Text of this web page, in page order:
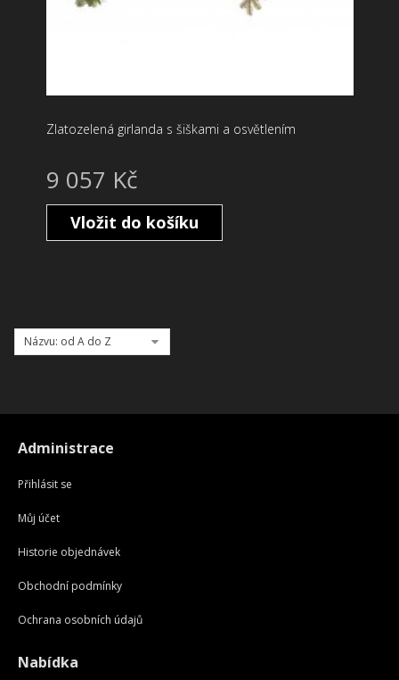
Zlatozelená girlanda s šiškami a osvětlením
9 057 Kč
Vložit do košíku
Názvu: od A do Z
Administrace
Přihlásit se
Můj účet
Historie objednávek
Obchodní podmínky
Ochrana osobních údajů
Nabídka